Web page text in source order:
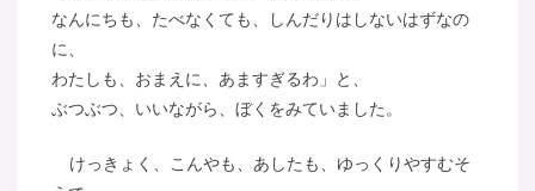
なんにちも、たべなくても、しんだりはしないはずなの
に、
わたしも、おまえに、あますぎるわ」と、
ぶつぶつ、いいながら、ぼくをみていました。
けっきょく、こんやも、あしたも、ゆっくりやすむそ